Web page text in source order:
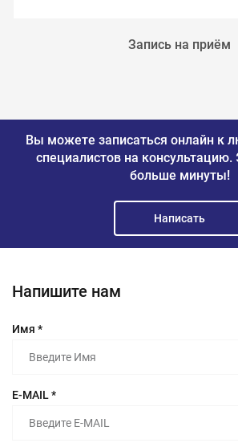
Запись на приём
Вы можете записаться онлайн к
специалистов на консультацию.
больше минуты!
Написать
Напишите нам
Имя *
E-MAIL *